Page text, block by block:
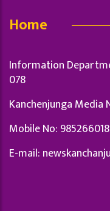
Home
Information
078
Kanchenjunga Media
Mobile No:
E-mail: